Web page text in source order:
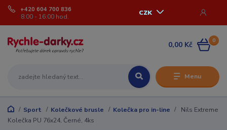
Menu
CZK
+420 604 700 836
8:00 - 16:00 hod.
0
0,00 Kč
Sport Kolečkové brusle Kolečka pro in-line
Nils Extreme
Kolečka PU 76x24, Černé, 4ks